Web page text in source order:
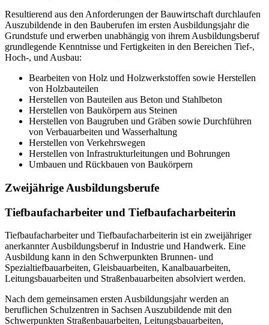
Resultierend aus den Anforderungen der Bauwirtschaft durchlaufen
Auszubildende in den Bauberufen im ersten Ausbildungsjahr die
Grundstufe und erwerben unabhängig von ihrem Ausbildungsberuf
grundlegende Kenntnisse und Fertigkeiten in den Bereichen Tief-,
Hoch-, und Ausbau:
Bearbeiten von Holz und Holzwerkstoffen sowie Herstellen
von Holzbauteilen
Herstellen von Bauteilen aus Beton und Stahlbeton
Herstellen von Baukörpern aus Steinen
Herstellen von Baugruben und Gräben sowie Durchführen
von Verbauarbeiten und Wasserhaltung
Herstellen von Verkehrswegen
Herstellen von Infrastrukturleitungen und Bohrungen
Umbauen und Rückbauen von Baukörpern
Zweijährige Ausbildungsberufe
Tiefbaufacharbeiter und Tiefbaufacharbeiterin
Tiefbaufacharbeiter und Tiefbaufacharbeiterin ist ein zweijähriger
anerkannter Ausbildungsberuf in Industrie und Handwerk. Eine
Ausbildung kann in den Schwerpunkten Brunnen- und
Spezialtiefbauarbeiten, Gleisbauarbeiten, Kanalbauarbeiten,
Leitungsbauarbeiten und Straßenbauarbeiten absolviert werden.
Nach dem gemeinsamen ersten Ausbildungsjahr werden an
beruflichen Schulzentren in Sachsen Auszubildende mit den
Schwerpunkten Straßenbauarbeiten, Leitungsbauarbeiten,